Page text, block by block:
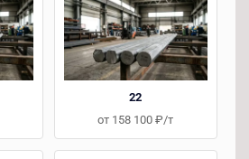
22
от 158 100 ₽/т